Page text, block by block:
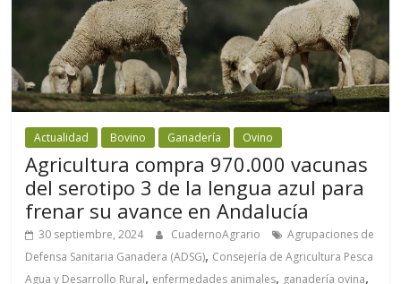
Actualidad Bovino Ganadería Ovino
Agricultura compra 970.000 vacunas
del serotipo 3 de la lengua azul para
frenar su avance en Andalucía
30 septiembre, 2024 CuadernoAgrario
Agrupaciones de
Defensa Sanitaria Ganadera (ADSG), Consejería de Agricultura Pesca
Agua y Desarrollo Rural, enfermedades animales, ganadería ovina,